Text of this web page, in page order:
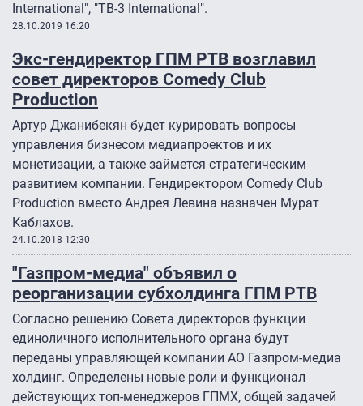
International", "ТВ-3 International".
28.10.2019 16:20
Экс-гендиректор ГПМ РТВ возглавил
совет директоров Comedy Club
Production
Артур Джанибекян будет курировать вопросы
управления бизнесом медиапроектов и их
монетизации, а также займется стратегическим
развитием компании. Гендиректором Comedy Club
Production вместо Андрея Левина назначен Мурат
Каблахов.
24.10.2018 12:30
"Газпром-медиа" объявил о
реорганизации субхолдинга ГПМ РТВ
Согласно решению Совета директоров функции
единоличного исполнительного органа будут
переданы управляющей компании АО Газпром-медиа
холдинг. Определены новые роли и функционал
действующих топ-менеджеров ГПМХ, общей задачей